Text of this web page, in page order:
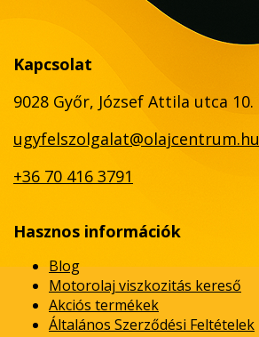
Kapcsolat
9028 Győr, József Attila utca 10.
ugyfelszolgalat@olajcentrum.hu
+36 70 416 3791
Hasznos információk
Blog
Motorolaj viszkozitás kereső
Akciós termékek
Általános Szerződési Feltételek